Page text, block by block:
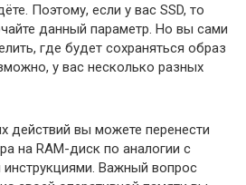
Поэтому, если у вас SSD, то
данный параметр. Но вы сами
где будет сохраняться образ
у вас несколько разных
действий вы можете перенести
на RAM-диск по аналогии с
Важный вопрос